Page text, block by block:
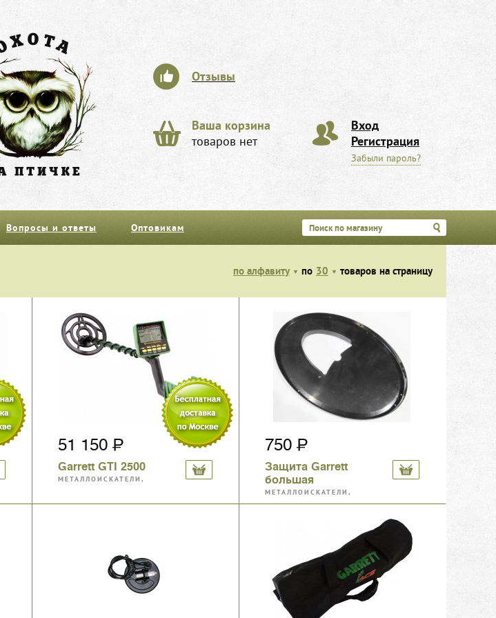
Отзывы
Ваша корзина
товаров нет
Вход
Регистрация
Забыли пароль?
Вопросы и ответы Оптовикам
по алфавиту по 30 товаров на страницу
51 150
Garrett GTI 2500
МЕТАЛЛОИСКАТЕЛИ,
750
Защита Garrett
большая
МЕТАЛЛОИСКАТЕЛИ,
МАГНИТЫ, АКСЕССУАРЫ